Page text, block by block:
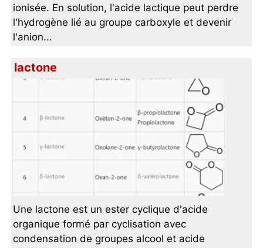
ionisée. En solution, l'acide lactique peut perdre
l'hydrogène lié au groupe carboxyle et devenir
l'anion...
lactone
Une lactone est un ester cyclique d'acide
organique formé par cyclisation avec
condensation de groupes alcool et acide